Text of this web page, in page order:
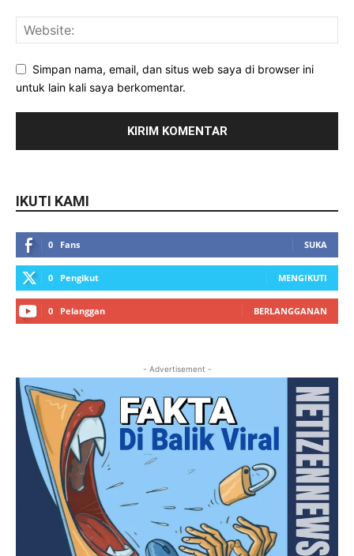
Simpan nama, email, dan situs web saya di browser ini
untuk lain kali saya berkomentar.
IKUTI KAMI
0 Fans SUKA
0 Pengikut MENGIKUTI
0 Pelanggan BERLANGGANAN
- Advertisement -